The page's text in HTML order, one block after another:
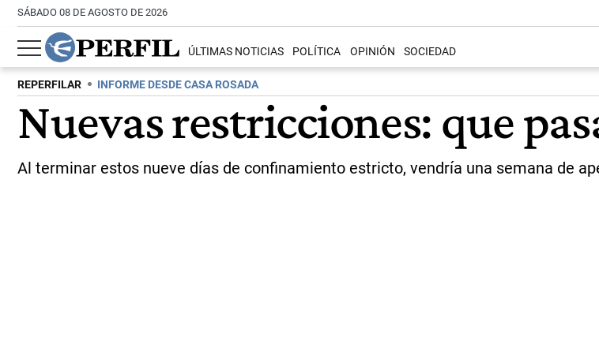
SÁBADO 08 DE AGOSTO DE 2026
ÚLTIMAS NOTICIAS POLÍTICA OPINIÓN SOCIEDAD
REPERFILAR INFORME DESDE CASA ROSADA
Nuevas restricciones: que
Al terminar estos nueve días de confinamiento estricto, vendría una semana de